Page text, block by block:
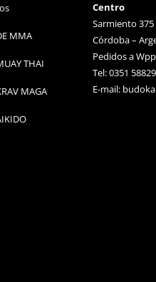
MMA
THAI
MAGA
Centro
Sarmiento
Córdoba –
Pedidos a
Tel: 0351
E-mail: